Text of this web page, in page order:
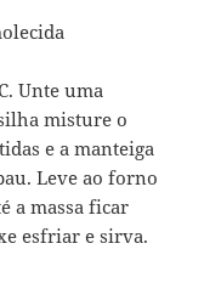
Unte uma
misture o
e a manteiga
Leve ao forno
a massa ficar
esfriar e sirva.